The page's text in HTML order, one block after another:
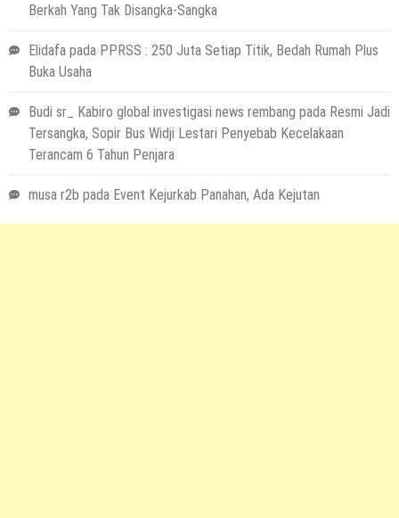
Berkah Yang Tak Disangka-Sangka
Elidafa pada PPRSS : 250 Juta Setiap Titik, Bedah Rumah Plus
Buka Usaha
Budi sr_ Kabiro global investigasi news rembang pada Resmi Jadi
Tersangka, Sopir Bus Widji Lestari Penyebab Kecelakaan
Terancam 6 Tahun Penjara
musa r2b pada Event Kejurkab Panahan, Ada Kejutan